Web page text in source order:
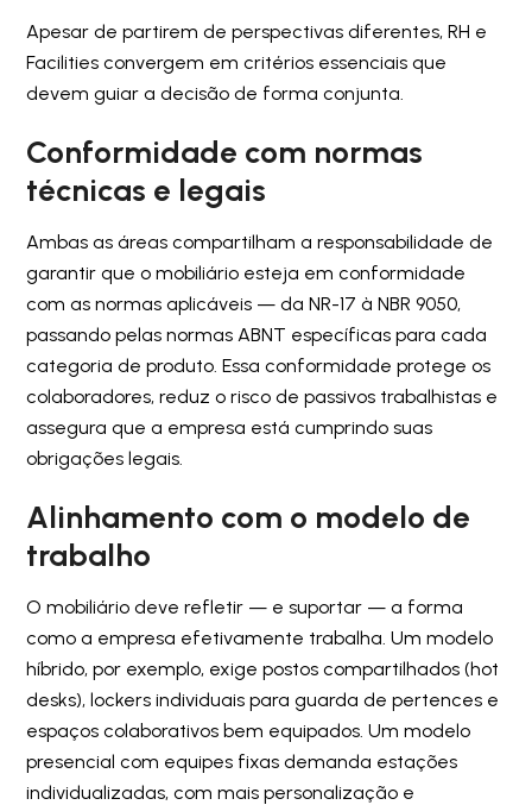
Apesar de partirem de perspectivas diferentes, RH e
Facilities convergem em critérios essenciais que
devem guiar a decisão de forma conjunta.
Conformidade com normas
técnicas e legais
Ambas as áreas compartilham a responsabilidade de
garantir que o mobiliário esteja em conformidade
com as normas aplicáveis — da NR-17 à NBR 9050,
passando pelas normas ABNT específicas para cada
categoria de produto. Essa conformidade protege os
colaboradores, reduz o risco de passivos trabalhistas e
assegura que a empresa está cumprindo suas
obrigações legais.
Alinhamento com o modelo de
trabalho
O mobiliário deve refletir — e suportar — a forma
como a empresa efetivamente trabalha. Um modelo
híbrido, por exemplo, exige postos compartilhados (hot
desks), lockers individuais para guarda de pertences e
espaços colaborativos bem equipados. Um modelo
presencial com equipes fixas demanda estações
individualizadas, com mais personalização e